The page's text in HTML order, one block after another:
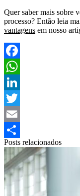
Quer saber mais sobre
processo? Então leia
vantagens em nosso
Facebook
WhatsApp
LinkedIn
Twitter
Email
Share
Posts relacionados